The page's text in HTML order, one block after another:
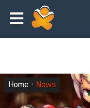
Home News